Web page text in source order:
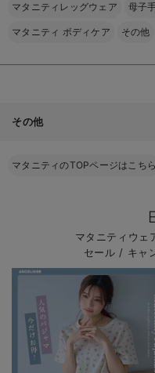
マタニティレッグウェア 母子
マタニティ ボディケア その他
その他
マタニティのTOPページはこちら
マタニティウェ
セール / キャ